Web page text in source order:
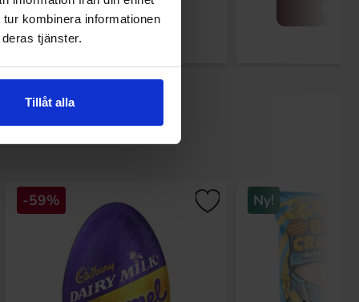
kombinera informationen
tjänster.
Tillåt alla
Køb
-59% Ny!